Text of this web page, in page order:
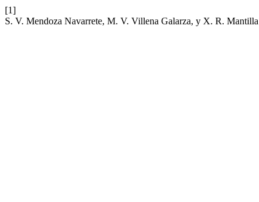
[1]
S. V. Mendoza Navarrete, M. V. Villena Galarza, y X. R.